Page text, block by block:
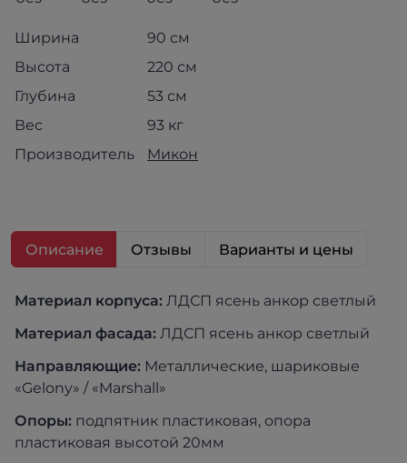
Ширина
90 см
Высота
220 см
Глубина
53 см
Вес
93 кг
Производитель
Микон
Описание Отзывы Варианты и цены
Материал корпуса: ЛДСП ясень анкор светлый
Материал фасада: ЛДСП ясень анкор светлый
Направляющие: Металлические, шариковые
«Gelony» / «Marshall»
Опоры: подпятник пластиковая, опора
пластиковая высотой 20мм